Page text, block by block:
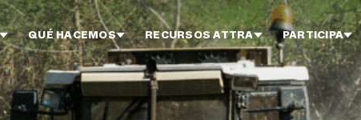
QUÉ HACEMOS RECURSOS ATTRA PARTICIPA